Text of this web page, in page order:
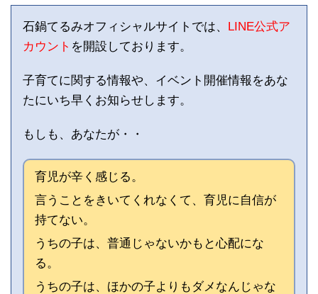
石鍋てるみオフィシャルサイトでは、 LINE公式ア
カウント を開設しております。
子育てに関する情報や、イベント開催情報をあな
たにいち早くお知らせします。
もしも、あなたが・・
育児が辛く感じる。
言うことをきいてくれなくて、育児に自信が
持てない。
うちの子は、普通じゃないかもと心配にな
る。
うちの子は、ほかの子よりもダメなんじゃな